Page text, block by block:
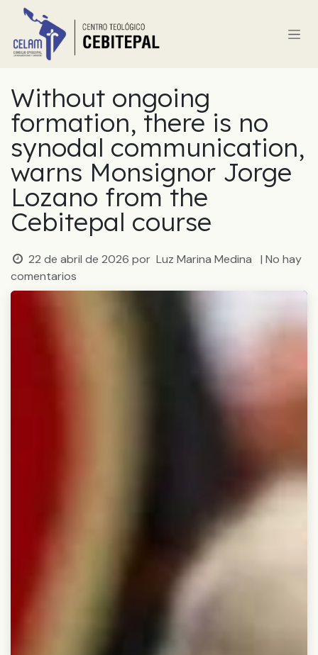
Ir al contenido
Without ongoing
formation, there is no
synodal communication,
warns Monsignor Jorge
Lozano from the
Cebitepal course
22 de abril de 2026 por Luz Marina Medina
| No hay
comentarios